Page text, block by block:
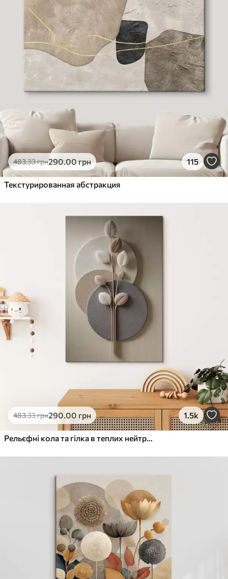
483.33грн290.00грн 115
Текстурированная абстракция
483.33грн290.00 грн 1.5k
Рельєфні кола та гілка в теплих нейтральних тонах